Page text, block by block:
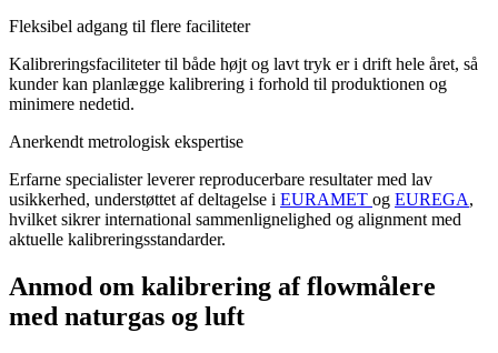
Fleksibel adgang til flere faciliteter
Kalibreringsfaciliteter til både højt og lavt tryk er i drift hele året, så
kunder kan planlægge kalibrering i forhold til produktionen og
minimere nedetid.
Anerkendt metrologisk ekspertise
Erfarne specialister leverer reproducerbare resultater med lav
usikkerhed, understøttet af deltagelse i EURAMET og EUREGA,
hvilket sikrer international sammenlignelighed og alignment med
aktuelle kalibreringsstandarder.
Anmod om kalibrering af flowmålere
med naturgas og luft